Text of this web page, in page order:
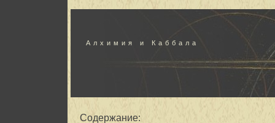
Алхимия и Каббала
Содержание: